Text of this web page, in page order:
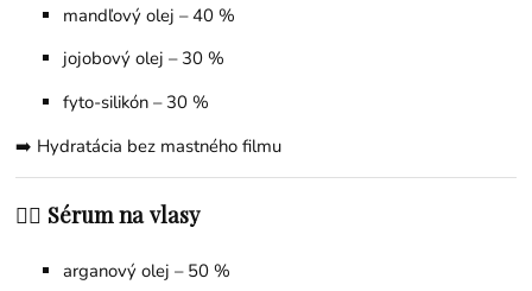
mandľový olej – 40 %
jojobový olej – 30 %
fyto-silikón – 30 %
➡️ Hydratácia bez mastného filmu
💇‍♀️ Sérum na vlasy
arganový olej – 50 %